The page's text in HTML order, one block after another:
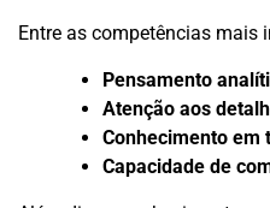
Entre as competências mais
Pensamento
Atenção aos
Conhecimento em
Capacidade de